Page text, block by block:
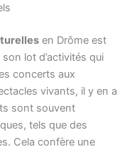
en Drôme est
lot d’activités qui
concerts aux
vivants, il y en a
sont souvent
tels que des
Cela confère une